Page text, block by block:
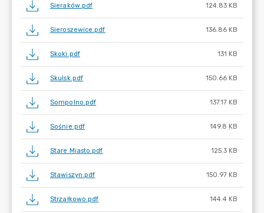
Sieraków.pdf 124.83 KB
Sieroszewice.pdf 136.86 KB
Skoki.pdf 131 KB
Skulsk.pdf 150.66 KB
Sompolno.pdf 137.17 KB
Sośnie.pdf 149.8 KB
Stare Miasto.pdf 125.3 KB
Stawiszyn.pdf 150.97 KB
Strzałkowo.pdf 144.4 KB